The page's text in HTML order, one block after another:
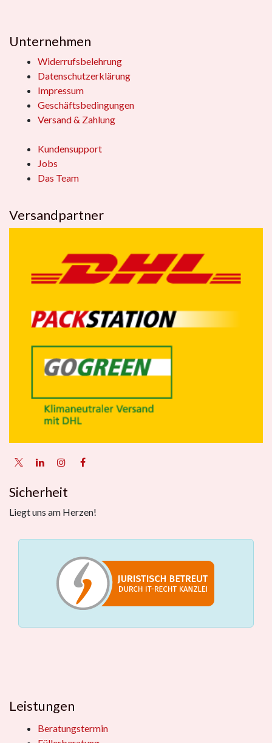
Unternehmen
Widerrufsbelehrung
Datenschutzerklärung
Impressum
Geschäftsbedingungen
Versand & Zahlung
Kundensupport
Jobs
Das Team
Versandpartner
Sicherheit
Liegt uns am Herzen!
Leistungen
Beratungstermin